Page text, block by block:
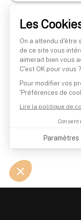
Les
On a attendu d'être
de ce site vous
aimerait bien vous
C'est OK pour vous ?
Pour modifier vos
'Préférences de
Lire la politique de
Paramètres
Notre plateforme